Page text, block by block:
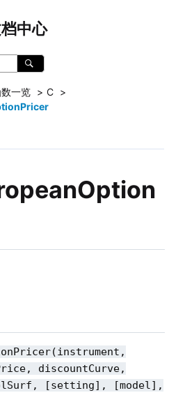
中心
一览
C
discountCurve,
[setting], [model],